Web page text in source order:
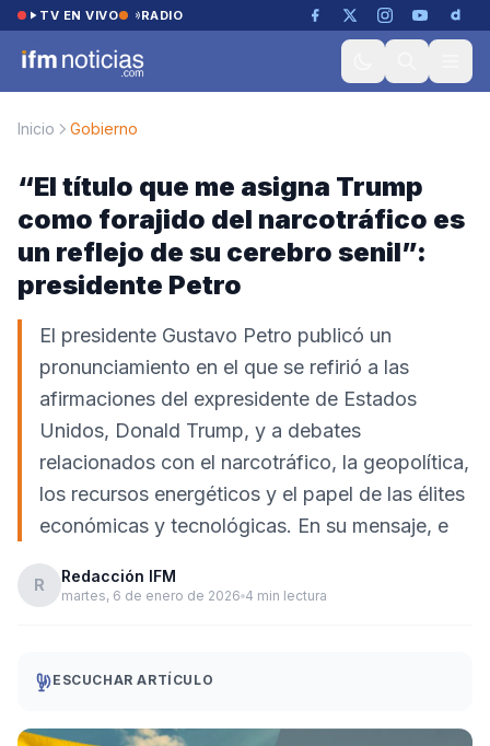
Saltar al contenido
TV EN VIVO RADIO
Inicio Gobierno
“El título que me asigna Trump
como forajido del narcotráfico es
un reflejo de su cerebro senil”:
presidente Petro
El presidente Gustavo Petro publicó un
pronunciamiento en el que se refirió a las
afirmaciones del expresidente de Estados
Unidos, Donald Trump, y a debates
relacionados con el narcotráfico, la geopolítica,
los recursos energéticos y el papel de las élites
económicas y tecnológicas. En su mensaje, e
R Redacción IFM
martes, 6 de enero de 2026 4 min lectura
ESCUCHAR ARTÍCULO